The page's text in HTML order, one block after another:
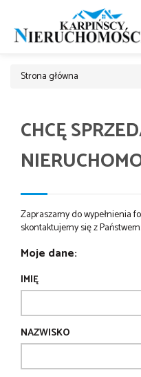
Strona główna
CHCĘ
Zapraszamy do wypełnienia
skontaktujemy się z Państwem.
Moje dane:
IMIĘ
NAZWISKO